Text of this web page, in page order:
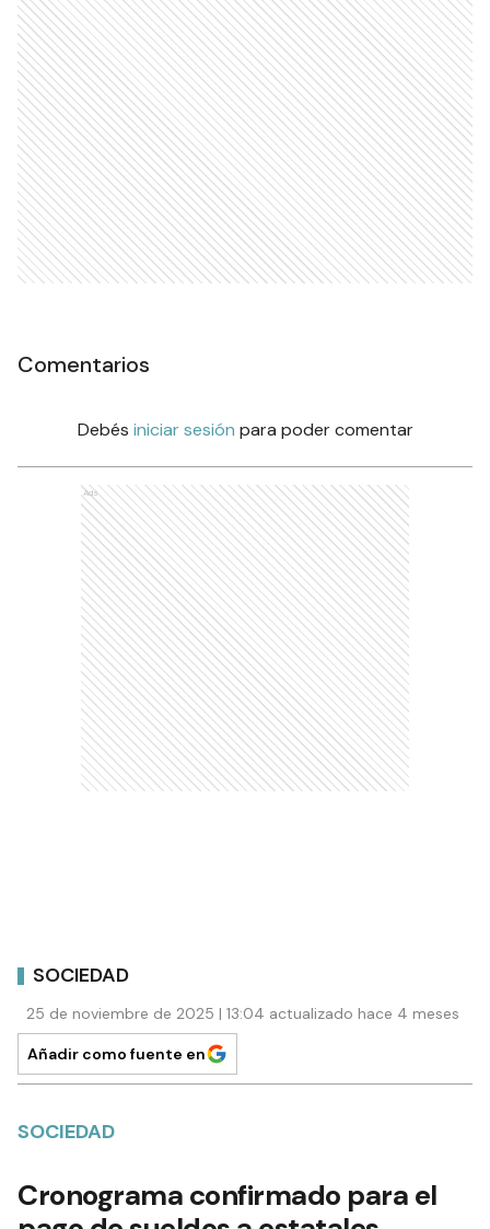
Comentarios
Debés iniciar sesión para poder comentar
Ads
SOCIEDAD
25 de noviembre de 2025 | 13:04 actualizado hace 4 meses
Añadir como fuente en
SOCIEDAD
Cronograma confirmado para el